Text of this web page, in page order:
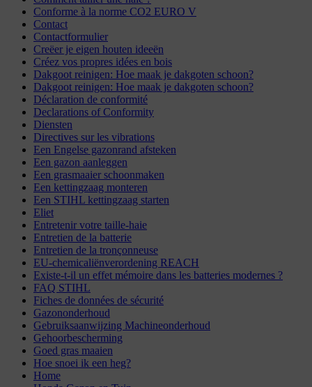
Conforme à la norme CO2 EURO V
Contact
Contactformulier
Creëer je eigen houten ideeën
Créez vos propres idées en bois
Dakgoot reinigen: Hoe maak je dakgoten schoon?
Dakgoot reinigen: Hoe maak je dakgoten schoon?
Déclaration de conformité
Declarations of Conformity
Diensten
Directives sur les vibrations
Een Engelse gazonrand afsteken
Een gazon aanleggen
Een grasmaaier schoonmaken
Een kettingzaag monteren
Een STIHL kettingzaag starten
Eliet
Entretenir votre taille-haie
Entretien de la batterie
Entretien de la tronçonneuse
EU-chemicaliënverordening REACH
Existe-t-il un effet mémoire dans les batteries modernes ?
FAQ STIHL
Fiches de données de sécurité
Gazononderhoud
Gebruiksaanwijzing Machineonderhoud
Gehoorbescherming
Goed gras maaien
Hoe snoei ik een heg?
Home